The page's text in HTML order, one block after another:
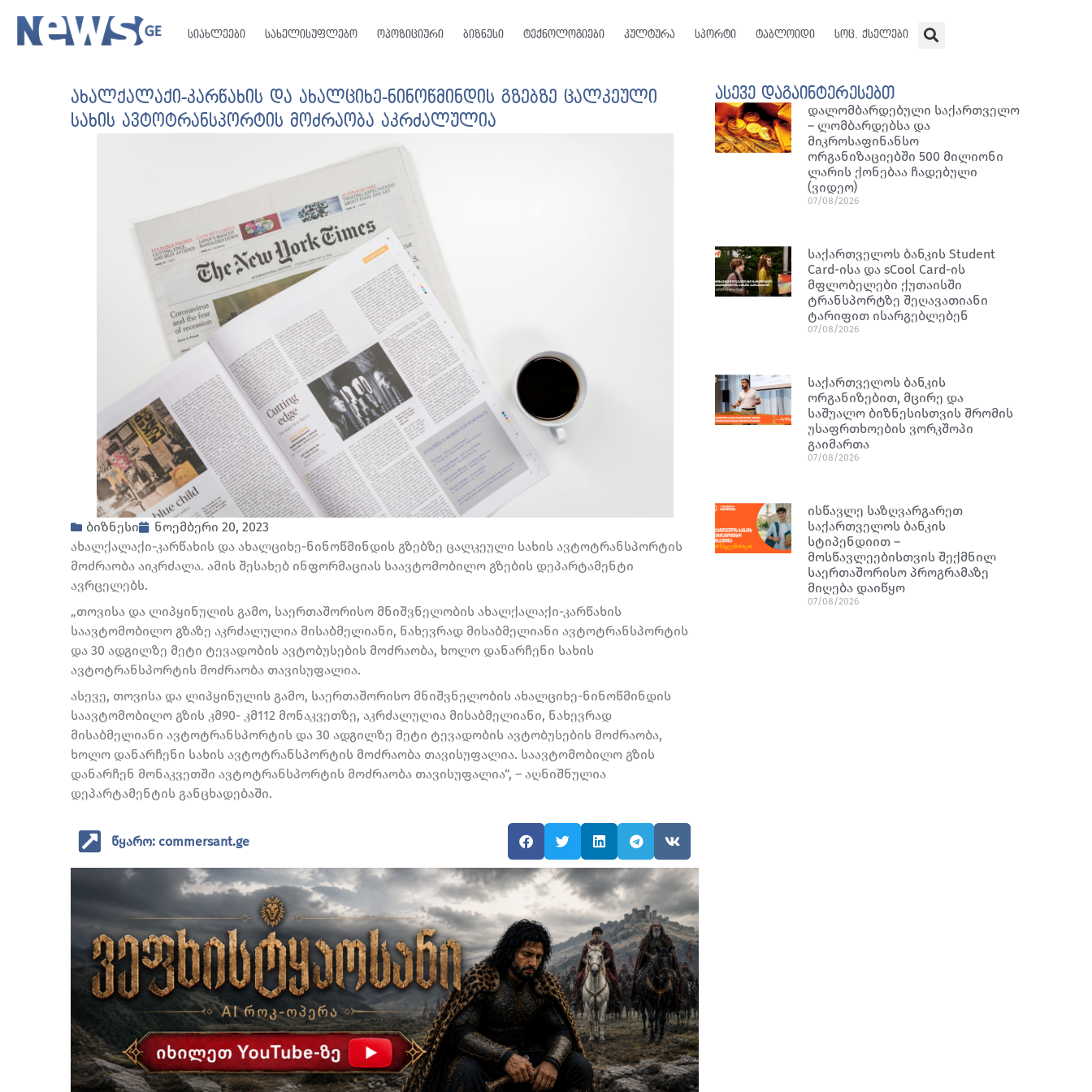
სიახლეები სახელისუფლებო ოპოზიციური ბიზნესი ტექნოლოგიები კულტურა სპორტი ტაბლოიდი სოც. ქსელები
ახალქალაქი-კარწახის და ახალციხე-ნინოწმინდის გზებზე ცალკეული
სახის ავტოტრანსპორტის მოძრაობა აკრძალულია
ბიზნესი
ნოემბერი 20, 2023
ახალქალაქი-კარწახის და ახალციხე-ნინოწმინდის გზებზე ცალკეული სახის ავტოტრანსპორტის
მოძრაობა აიკრძალა. ამის შესახებ ინფორმაციას საავტომობილო გზების დეპარტამენტი
ავრცელებს.
„თოვისა და ლიპყინულის გამო, საერთაშორისო მნიშვნელობის ახალქალაქი-კარწახის
საავტომობილო გზაზე აკრძალულია მისაბმელიანი, ნახევრად მისაბმელიანი ავტოტრანსპორტის
და 30 ადგილზე მეტი ტევადობის ავტობუსების მოძრაობა, ხოლო დანარჩენი სახის
ავტოტრანსპორტის მოძრაობა თავისუფალია.
ასევე, თოვისა და ლიპყინულის გამო, საერთაშორისო მნიშვნელობის ახალციხე-ნინოწმინდის
საავტომობილო გზის კმ90- კმ112 მონაკვეთზე, აკრძალულია მისაბმელიანი, ნახევრად
მისაბმელიანი ავტოტრანსპორტის და 30 ადგილზე მეტი ტევადობის ავტობუსების მოძრაობა,
ხოლო დანარჩენი სახის ავტოტრანსპორტის მოძრაობა თავისუფალია. საავტომობილო გზის
დანარჩენ მონაკვეთში ავტოტრანსპორტის მოძრაობა თავისუფალია“, – აღნიშნულია
დეპარტამენტის განცხადებაში.
წყარო: commersant.ge
ასევე დაგაინტერესებთ
დალომბარდებული საქართველო
– ლომბარდებსა და
მიკროსაფინანსო
ორგანიზაციებში 500 მილიონი
ლარის ქონებაა ჩადებული
(ვიდეო)
07/08/2026
საქართველოს ბანკის Student
Card-ისა და sCool Card-ის
მფლობელები ქუთაისში
ტრანსპორტზე შეღავათიანი
ტარიფით ისარგებლებენ
07/08/2026
საქართველოს ბანკის
ორგანიზებით, მცირე და
საშუალო ბიზნესისთვის შრომის
უსაფრთხოების ვორკშოპი
გაიმართა
07/08/2026
ისწავლე საზღვარგარეთ
საქართველოს ბანკის
სტიპენდიით –
მოსწავლეებისთვის შექმნილ
საერთაშორისო პროგრამაზე
მიღება დაიწყო
07/08/2026